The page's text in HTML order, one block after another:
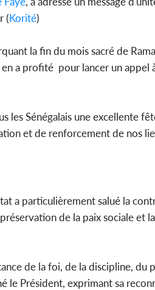
(Korité)
la fin du mois sacré de
en a profité pour lancer un appel
les Sénégalais une excellente
et de renforcement de nos
a particulièrement salué la
de la paix sociale
de la foi, de la discipline,
le Président, exprimant sa